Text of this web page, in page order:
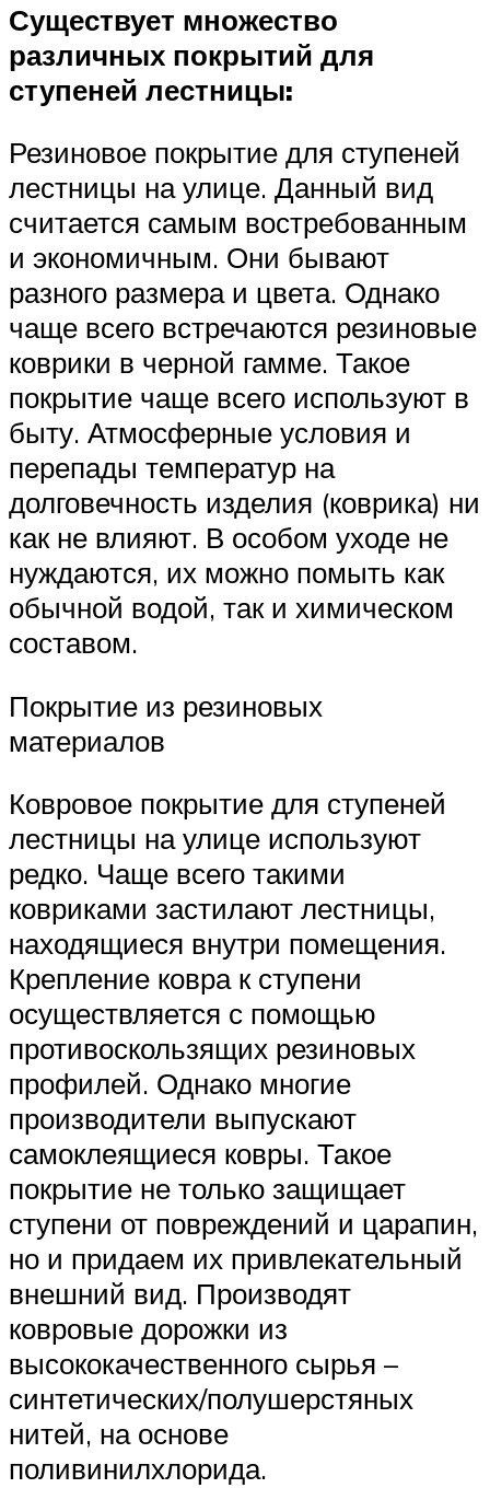
Существует множество
различных покрытий для
ступеней лестницы:
Резиновое покрытие для ступеней
лестницы на улице. Данный вид
считается самым востребованным
и экономичным. Они бывают
разного размера и цвета. Однако
чаще всего встречаются резиновые
коврики в черной гамме. Такое
покрытие чаще всего используют в
быту. Атмосферные условия и
перепады температур на
долговечность изделия (коврика) ни
как не влияют. В особом уходе не
нуждаются, их можно помыть как
обычной водой, так и химическом
составом.
Покрытие из резиновых
материалов
Ковровое покрытие для ступеней
лестницы на улице используют
редко. Чаще всего такими
ковриками застилают лестницы,
находящиеся внутри помещения.
Крепление ковра к ступени
осуществляется с помощью
противоскользящих резиновых
профилей. Однако многие
производители выпускают
самоклеящиеся ковры. Такое
покрытие не только защищает
ступени от повреждений и царапин,
но и придаем их привлекательный
внешний вид. Производят
ковровые дорожки из
высококачественного сырья –
синтетических/полушерстяных
нитей, на основе
поливинилхлорида.